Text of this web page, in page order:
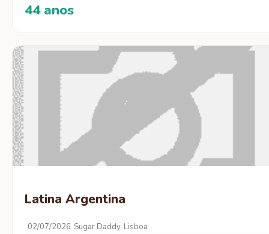
44 anos
Latina Argentina
02/07/2026 Sugar Daddy Lisboa